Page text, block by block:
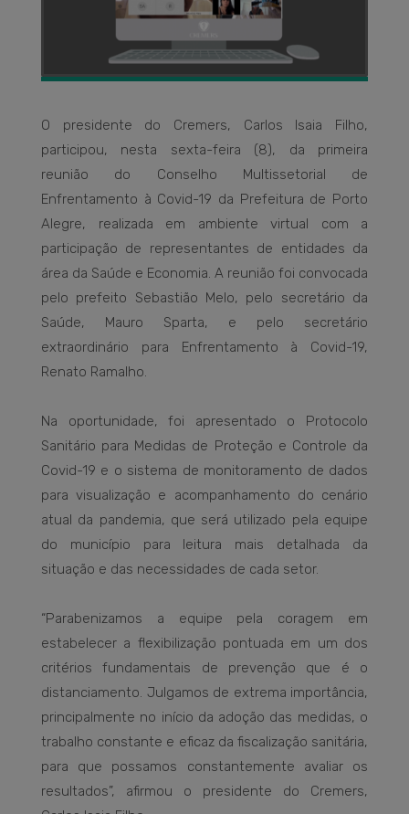
O presidente do Cremers, Carlos Isaia Filho,
participou, nesta sexta-feira (8), da primeira
reunião do Conselho Multissetorial de
Enfrentamento à Covid-19 da Prefeitura de Porto
Alegre, realizada em ambiente virtual com a
participação de representantes de entidades da
área da Saúde e Economia. A reunião foi convocada
pelo prefeito Sebastião Melo, pelo secretário da
Saúde, Mauro Sparta, e pelo secretário
extraordinário para Enfrentamento à Covid-19,
Renato Ramalho.
Na oportunidade, foi apresentado o Protocolo
Sanitário para Medidas de Proteção e Controle da
Covid-19 e o sistema de monitoramento de dados
para visualização e acompanhamento do cenário
atual da pandemia, que será utilizado pela equipe
do município para leitura mais detalhada da
situação e das necessidades de cada setor.
“Parabenizamos a equipe pela coragem em
estabelecer a flexibilização pontuada em um dos
critérios fundamentais de prevenção que é o
distanciamento. Julgamos de extrema importância,
principalmente no início da adoção das medidas, o
trabalho constante e eficaz da fiscalização sanitária,
para que possamos constantemente avaliar os
resultados”, afirmou o presidente do Cremers,